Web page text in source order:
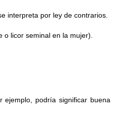
interpreta por ley de contrarios.
licor seminal en la mujer).
ejemplo, podría significar buena